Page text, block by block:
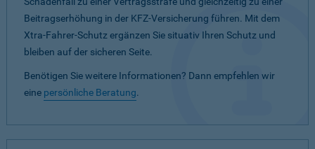
Beitragserhöhung in der KFZ-Versicherung führen. Mit dem
Xtra-Fahrer-Schutz ergänzen Sie situativ Ihren Schutz und
bleiben auf der sicheren Seite.
Benötigen Sie weitere Informationen? Dann empfehlen wir
eine persönliche Beratung.